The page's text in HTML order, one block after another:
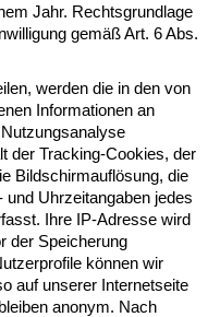
Jahr. Rechtsgrundlage
gemäß Art. 6 Abs.
werden die in den von
Informationen an
der Tracking-Cookies, der
Bildschirmauflösung, die
Uhrzeitangaben jedes
Ihre IP-Adresse wird
der Speicherung
können wir
auf unserer Internetseite
anonym. Nach